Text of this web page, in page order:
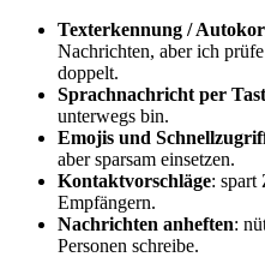
Texterkennung /
Nachrichten, aber ich
doppelt.
Sprachnachricht per
unterwegs bin.
Emojis und
aber sparsam einsetzen.
Kontaktvorschläge: spart
Empfängern.
Nachrichten anheften:
Personen schreibe.